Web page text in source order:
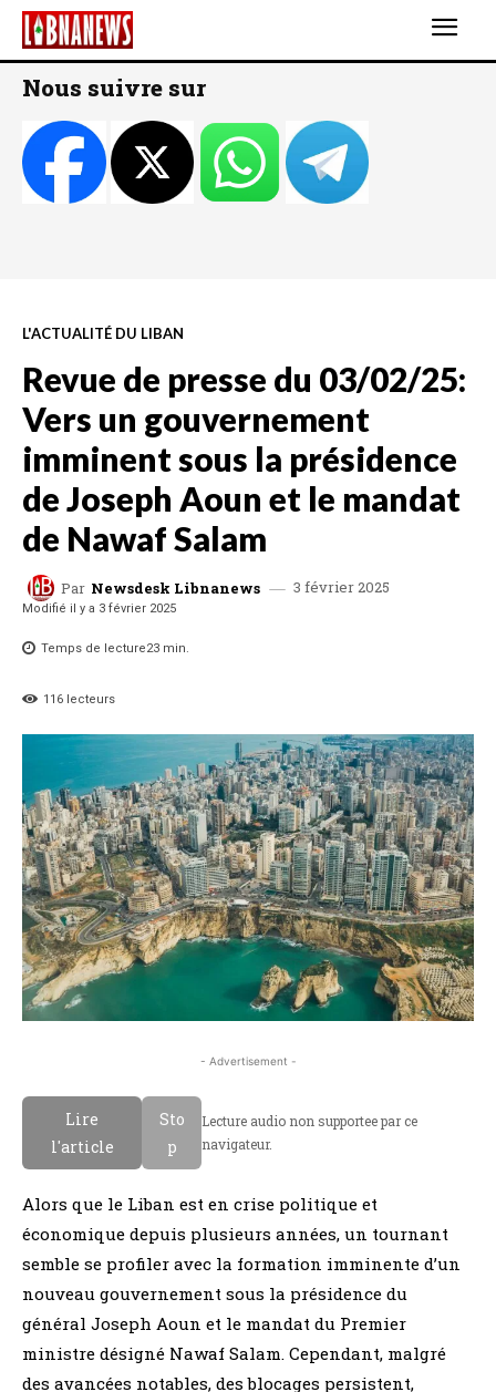
Nous suivre sur
L'ACTUALITÉ DU LIBAN
Revue de presse du 03/02/25:
Vers un gouvernement
imminent sous la présidence
de Joseph Aoun et le mandat
de Nawaf Salam
Par Newsdesk Libnanews 3 février 2025
Modifié il y a 3 février 2025
Temps de lecture23 min.
116 lecteurs
- Advertisement -
Lire
l'article
Sto
p
Lecture audio non supportee par ce
navigateur.
Alors que le Liban est en crise politique et
économique depuis plusieurs années, un tournant
semble se profiler avec la formation imminente d’un
nouveau gouvernement sous la présidence du
général Joseph Aoun et le mandat du Premier
ministre désigné Nawaf Salam. Cependant, malgré
des avancées notables, des blocages persistent,